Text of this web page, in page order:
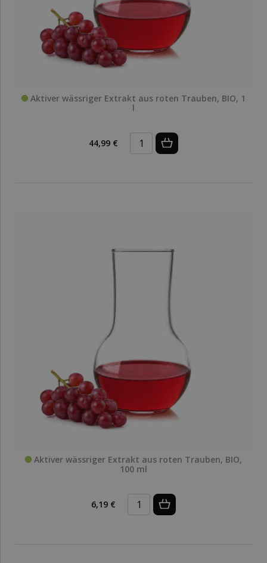
Aktiver wässriger Extrakt aus roten Trauben, BIO, 1
l
44,99 €
Aktiver wässriger Extrakt aus roten Trauben, BIO,
100 ml
6,19 €